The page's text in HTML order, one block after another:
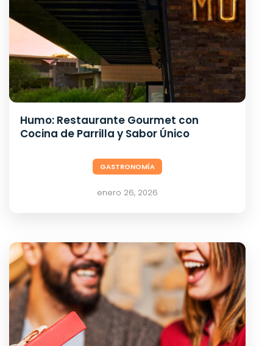
Humo: Restaurante Gourmet con
Cocina de Parrilla y Sabor Único
GASTRONOMÍA
enero 26, 2026